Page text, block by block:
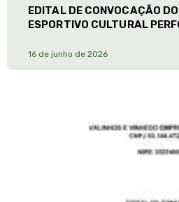
EDITAL DE CONVOCAÇÃO
ESPORTIVO CULTURAL
16 de junho de 2026